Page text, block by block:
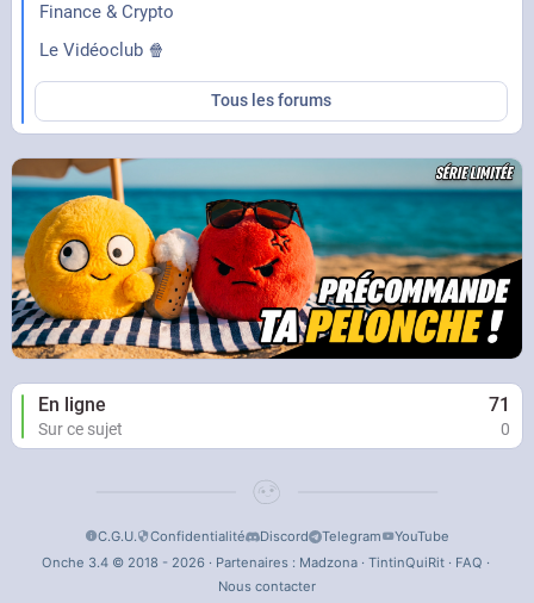
Finance & Crypto
Le Vidéoclub 🍿
Tous les forums
En ligne 71
Sur ce sujet 0
C.G.U. Confidentialité Discord Telegram
YouTube
Onche 3.4 © 2018 - 2026 · Partenaires : Madzona· TintinQuiRit· FAQ ·
Nous contacter